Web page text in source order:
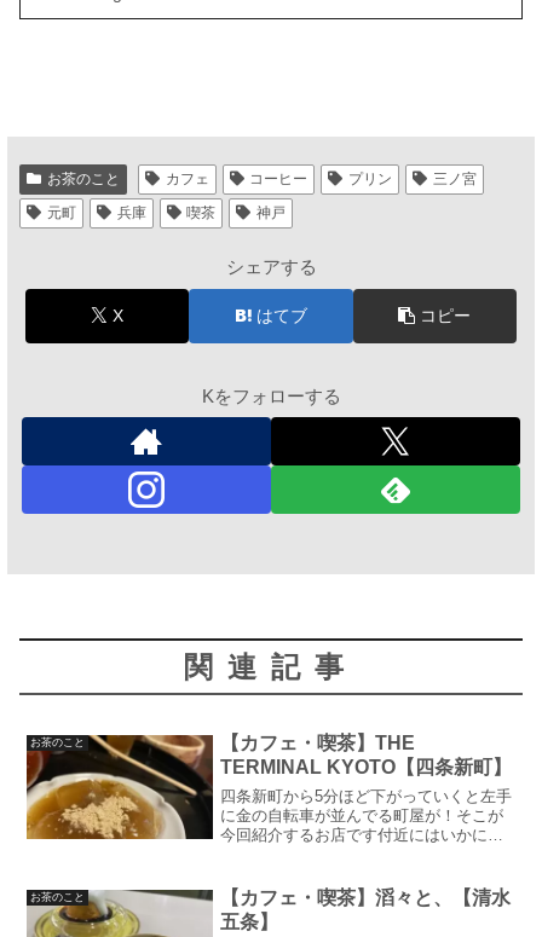
お茶のこと カフェ コーヒー プリン
三ノ宮
元町
兵庫 喫茶 神戸
シェアする
X はてブ コピー
Kをフォローする
関連記事
お茶のこと
【カフェ・喫茶】THE
TERMINAL KYOTO【四条新町】
四条新町から5分ほど下がっていくと左手
に金の自転車が並んでる町屋が！そこが
今回紹介するお店です付近にはいかにも
安になるとは思いますが『喫茶アリ』と
何とは無しに書かれてい...
お茶のこと
【カフェ・喫茶】滔々と、【清水
五条】